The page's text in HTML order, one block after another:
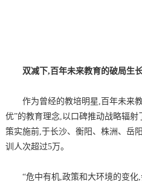
双减下,百年未来教育的破局生
作为曾经的教培明星,百年未来
优”的教育理念,以口碑推动战略辐射
策实施前,于长沙、衡阳、株洲、岳
训人次超过5万。
“危中有机,政策和大环境的变